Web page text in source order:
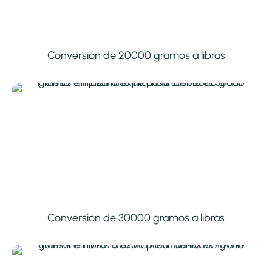
Conversión de 20000 gramos a libras
Conversión de 30000 gramos a libras